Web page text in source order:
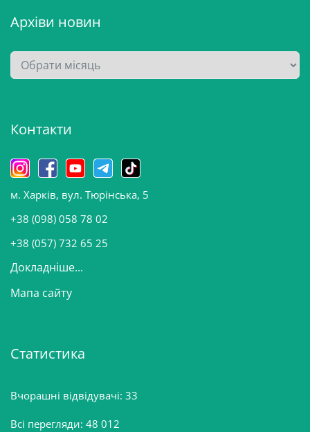
Архіви новин
А
р
в
н
о
в
и
Контакти
м. Харків, вул. Тюрінська, 5
+38 (098) 058 78 02
+38 (057) 732 65 25
Докладніше...
Мапа сайту
Статистика
Вчорашні відвідувачі: 33
Всі перегляди: 48 012